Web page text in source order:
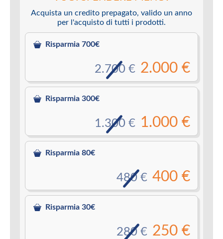
Acquista un credito prepagato, valido un anno
per l'acquisto di tutti i prodotti.
Risparmia 700€
2.000 €
2.700 €
Risparmia 300€
1.000 €
1.300 €
Risparmia 80€
400 €
480 €
Risparmia 30€
250 €
280 €